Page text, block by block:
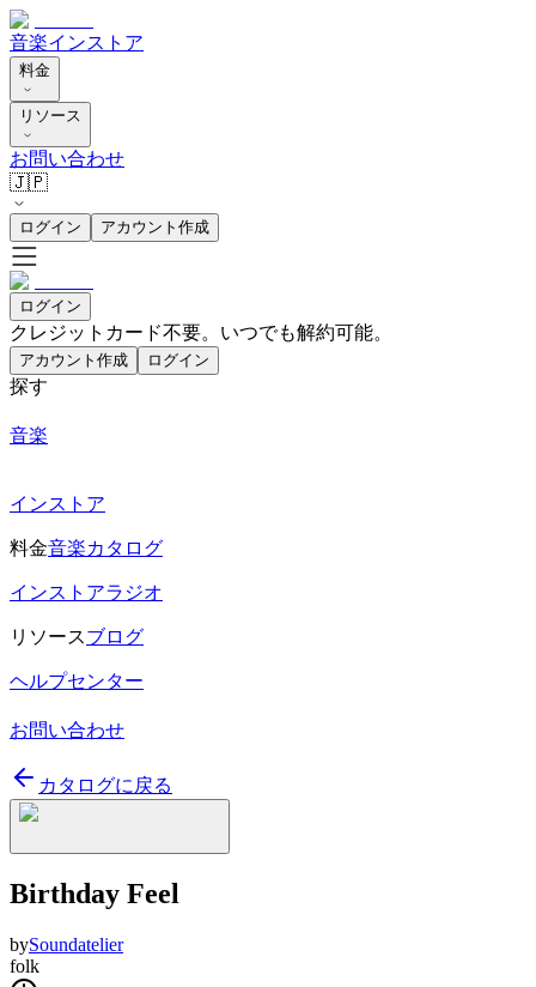
音楽インストア
料金
リソース
お問い合わせ
🇯🇵
ログイン アカウント作成
ログイン
クレジットカード不要。いつでも解約可能。
アカウント作成 ログイン
探す
音楽
インストア
料金音楽カタログ
インストアラジオ
リソースブログ
ヘルプセンター
お問い合わせ
カタログに戻る
Birthday Feel
bySoundatelier
folk